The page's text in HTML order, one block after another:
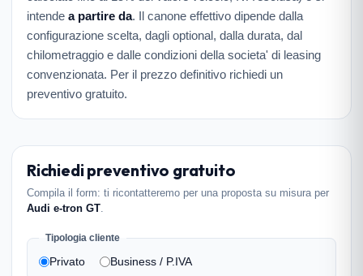
intende a partire da. Il canone effettivo dipende dalla
configurazione scelta, dagli optional, dalla durata, dal
chilometraggio e dalle condizioni della societa' di leasing
convenzionata. Per il prezzo definitivo richiedi un
preventivo gratuito.
Richiedi preventivo gratuito
Compila il form: ti ricontatteremo per una proposta su misura per
Audi e-tron GT.
Tipologia cliente
Privato Business / P.IVA